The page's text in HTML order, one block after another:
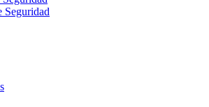
Seguridad